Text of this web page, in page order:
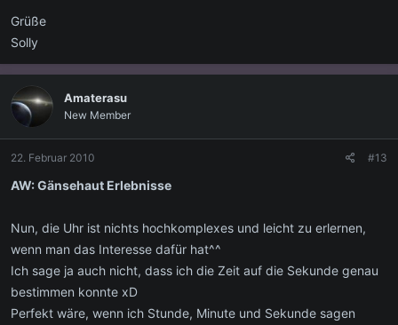
Grüße
Solly
Amaterasu
New Member
22. Februar 2010 #13
AW: Gänsehaut Erlebnisse
Nun, die Uhr ist nichts hochkomplexes und leicht zu erlernen,
wenn man das Interesse dafür hat^^
Ich sage ja auch nicht, dass ich die Zeit auf die Sekunde genau
bestimmen konnte xD
Perfekt wäre, wenn ich Stunde, Minute und Sekunde sagen